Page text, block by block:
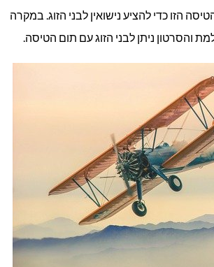
הזו כדי להציע נישואין לבני הזוג. במקרה
והסרטון ניתן לבני הזוג עם תום הטיסה.